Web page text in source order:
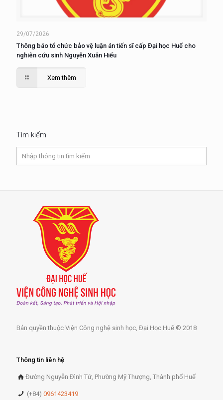
29/07/2026
Thông báo tổ chức bảo vệ luận án tiến sĩ cấp Đại học Huế cho
nghiên cứu sinh Nguyễn Xuân Hiếu
Xem thêm
Tìm kiếm
Bản quyền thuộc Viện Công nghệ sinh học, Đại Học Huế © 2018
Thông tin liên hệ
Đường Nguyễn Đình Tứ, Phường Mỹ Thượng, Thành phố Huế
(+84)0961423419